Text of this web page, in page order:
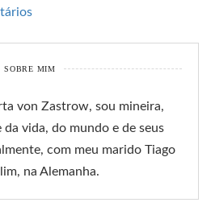
SOBRE MIM
von Zastrow, sou mineira,
vida, do mundo e de seus
com meu marido Tiago
na Alemanha.